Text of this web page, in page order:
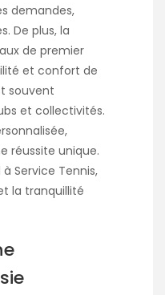
demandes,
De plus, la
de premier
et confort de
souvent
et collectivités.
réussite unique.
Service Tennis,
la tranquillité